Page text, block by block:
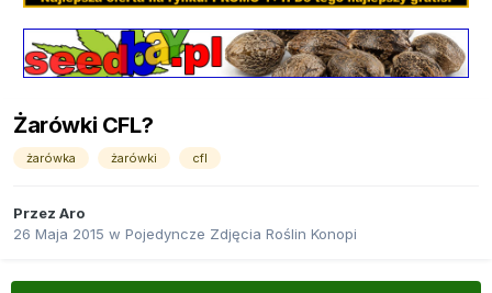
Żarówki CFL?
żarówka żarówki cfl
Przez Aro
26 Maja 2015 w Pojedyncze Zdjęcia Roślin Konopi